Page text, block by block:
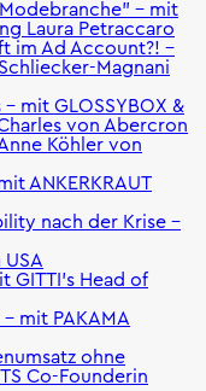
- mit
Laura Petraccaro
im Ad Account?! –
Magnani
mit GLOSSYBOX &
von Abercron
Köhler von
ANKERKRAUT
nach der Krise –
GITTI's Head of
mit PAKAMA
ohne
Co-Founderin